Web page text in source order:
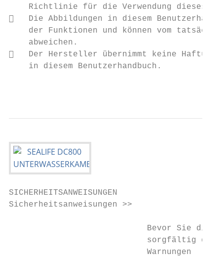
Richtlinie für die Verwendung dieses
   Die Abbildungen in diesem
der Funktionen und können vom
    abweichen.
   Der Hersteller übernimmt keine
    in diesem Benutzerhandbuch.
SICHERHEITSANWEISUNGEN
Sicherheitsanweisungen >>
Bevor Sie
sorgfältig
                            Warnungen